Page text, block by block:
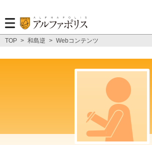
TOP > 和島逆 > Webコンテンツ